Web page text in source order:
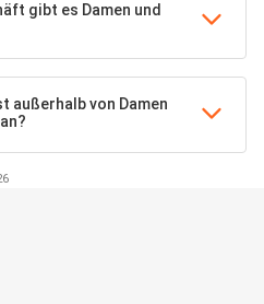
gibt es Damen und
außerhalb von Damen